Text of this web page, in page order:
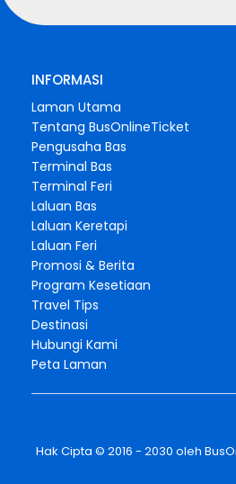
INFORMASI
Laman Utama
Tentang BusOnlineTicket
Pengusaha Bas
Terminal Bas
Terminal Feri
Laluan Bas
Laluan Keretapi
Laluan Feri
Promosi & Berita
Program Kesetiaan
Travel Tips
Destinasi
Hubungi Kami
Peta Laman
Hak Cipta © 2016 - 2030 oleh